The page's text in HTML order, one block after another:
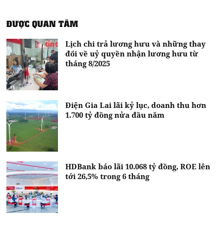
ĐƯỢC QUAN TÂM
Lịch chi trả lương hưu và những thay
đổi về uỷ quyền nhận lương hưu từ
tháng 8/2025
Điện Gia Lai lãi kỷ lục, doanh thu hơn
1.700 tỷ đồng nửa đầu năm
HDBank báo lãi 10.068 tỷ đồng, ROE lên
tới 26,5% trong 6 tháng